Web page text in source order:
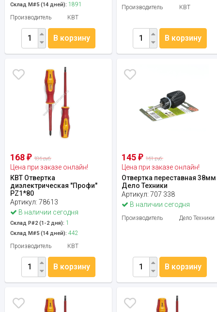
Склад М#5 (14 дней): 1891
Производитель
КВТ
В корзину
Производитель
КВТ
В корзину
168 ₽ 186 руб.
Цена при заказе онлайн!
КВТ Отвертка
диэлектрическая "Профи"
PZ1*80
Артикул: 78613
В наличии сегодня
Склад Р#2 (1-2 дня): 1
Склад М#5 (14 дней): 442
Производитель
КВТ
В корзину
145₽ 161 руб.
Цена при заказе онлайн!
Отвертка переставная 38мм
Дело Техники
Артикул:707 338
В наличии сегодня
Производитель Дело Техники
В корзину